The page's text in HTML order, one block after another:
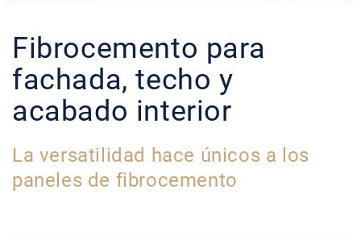
Fibrocemento para
fachada, techo y
acabado interior
La versatilidad hace únicos a los
paneles de fibrocemento